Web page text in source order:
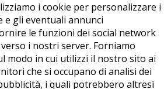
i cookie per personalizzare i
e gli eventuali annunci
le funzioni dei social network
i nostri server. Forniamo
modo in cui utilizzi il nostro sito ai
che si occupano di analisi dei
i quali potrebbero altresì
3, 25014 Castenedolo (BS) - P. Iva:
Reserved - Powered byDynDevice
Cookie Policy Accessibilità Sitemap